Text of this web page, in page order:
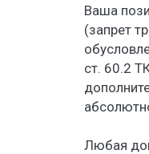
Ваша
(запрет
ст. 60.2
Любая